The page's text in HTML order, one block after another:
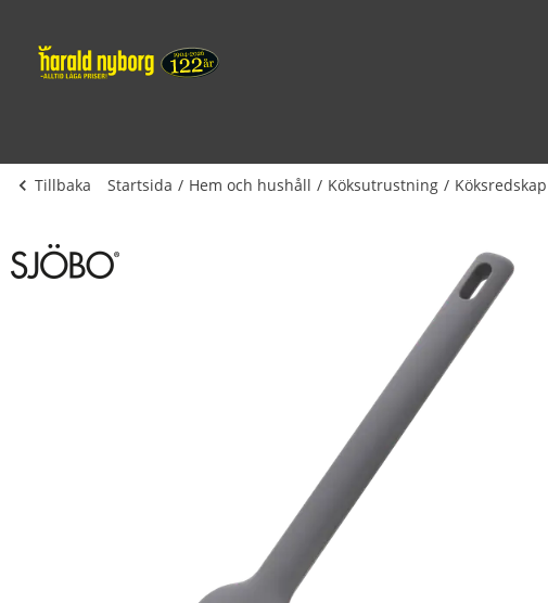
Tillbaka Startsida Hem och hushåll Köksutrustning Köksredskap